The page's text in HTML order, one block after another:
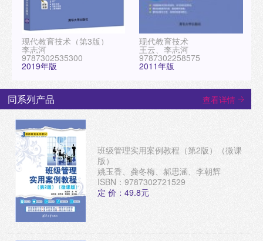
现代教育技术（第3版）
李志河
9787302535300
2019年版
现代教育技术
王云、李志河
9787302258575
2011年版
同系列产品 查看详情
班级管理实用案例教程（第2版）（微课
版）
姚玉香、龚冬梅、郝思涵、李朝辉
ISBN：9787302721529
定 价：49.8元